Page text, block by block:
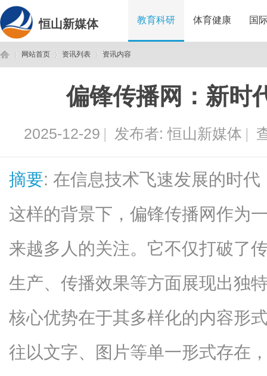
恒山新媒体 教育科研 体育健康 国
网站首页 资讯列表 资讯内容
偏锋传播网：新时
2025-12-29 | 发布者:恒山新媒体 |
摘要: 在信息技术飞速发展的时
这样的背景下，偏锋传播网作为
来越多人的关注。它不仅打破了
生产、传播效果等方面展现出独
核心优势在于其多样化的内容形
往以文字、图片等单一形式存在